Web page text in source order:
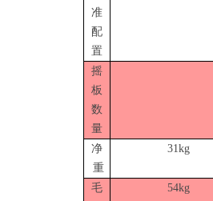
准
配
置
摇
板
数
量
净
重
31kg
毛 54kg